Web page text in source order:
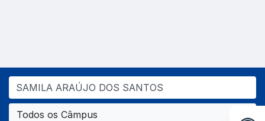
Todos os Câmpus